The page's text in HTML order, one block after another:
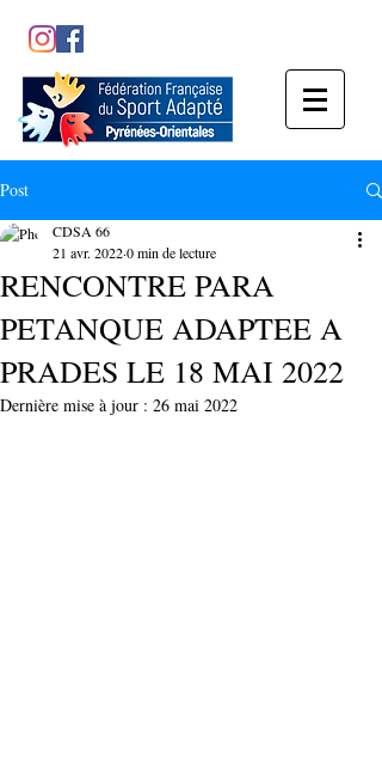
Post
RENCONTRE PARA
PETANQUE ADAPTEE A
PRADES LE 18 MAI 2022
CDSA 66
21 avr. 20220 min de lecture
Dernière mise à jour : 26 mai 2022